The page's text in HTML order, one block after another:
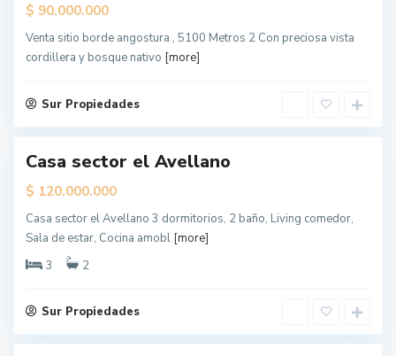
$ 90.000.000
Venta sitio borde angostura , 5100 Metros 2 Con preciosa vista
cordillera y bosque nativo [more]
Sur Propiedades
L
o
s
Á
n
l
e
s
Casa sector el Avellano
$ 120.000.000
Casa sector el Avellano 3 dormitorios, 2 baño, Living comedor,
Sala de estar, Cocina amobl [more]
3
2
Sur Propiedades
L
o
Á
n
l
e
s